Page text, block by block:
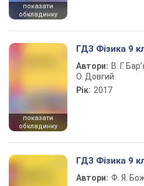
показати
обкладинку
показати
обкладинку
ГДЗ Фізика 9
Автори: В. Г.
О. Довгий
Рік: 2017
ГДЗ Фізика 9
Автори: Ф. Я.